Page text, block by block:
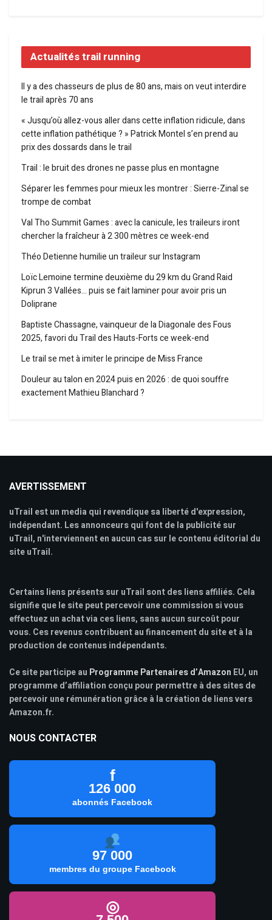
Actualités trail running
Il y a des chasseurs de plus de 80 ans, mais on veut interdire
le trail après 70 ans
« Jusqu’où allez-vous aller dans cette inflation ridicule, dans
cette inflation pathétique ? » Patrick Montel s’en prend au
prix des dossards dans le trail
Trail : le bruit des drones ne passe plus en montagne
Séparer les femmes pour mieux les montrer : Sierre-Zinal se
trompe de combat
Val Tho Summit Games : avec la canicule, les traileurs iront
chercher la fraîcheur à 2 300 mètres ce week-end
Théo Detienne humilie un traileur sur Instagram
Loïc Lemoine termine deuxième du 29 km du Grand Raid
Kiprun 3 Vallées… puis se fait laminer pour avoir pris un
Doliprane
Baptiste Chassagne, vainqueur de la Diagonale des Fous
2025, favori du Trail des Hauts-Forts ce week-end
Le trail se met à imiter le principe de Miss France
Douleur au talon en 2024 puis en 2026 : de quoi souffre
exactement Mathieu Blanchard ?
AVERTISSEMENT
uTrail est un media qui revendique sa liberté d'expression,
indépendant. Les annonceurs qui font de la publicité sur
uTrail, n'interviennent en aucun cas sur le contenu éditorial du
site uTrail.
Certains liens présents sur uTrail sont des liens affiliés. Cela
signifie que le site peut percevoir une commission si vous
effectuez un achat via ces liens, sans aucun surcoût pour
vous. Ces revenus contribuent au financement du site et à la
production de contenus indépendants.
Ce site participe au Programme Partenaires d’Amazon EU, un
programme d’affiliation conçu pour permettre à des sites de
percevoir une rémunération grâce à la création de liens vers
Amazon.fr.
NOUS CONTACTER
f
126 000
abonnés Facebook
97 000
membres du groupe Facebook
◎